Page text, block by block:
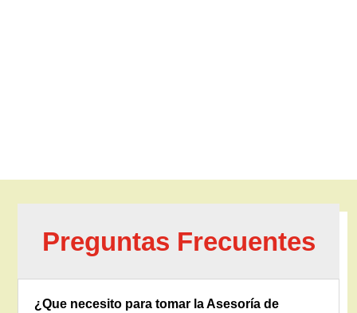
Preguntas Frecuentes
¿Que necesito para tomar la Asesoría de